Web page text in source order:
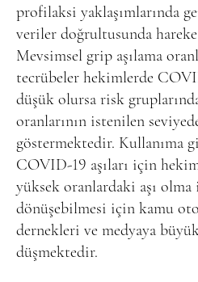
profilaksi yaklaşımlarında
veriler doğrultusunda
Mevsimsel grip aşılama
tecrübeler hekimlerde
düşük olursa risk
oranlarının istenilen
göstermektedir. Kullanıma
COVID-19 aşıları için
yüksek oranlardaki aşı
dönüşebilmesi için kamu
dernekleri ve medyaya
düşmektedir.